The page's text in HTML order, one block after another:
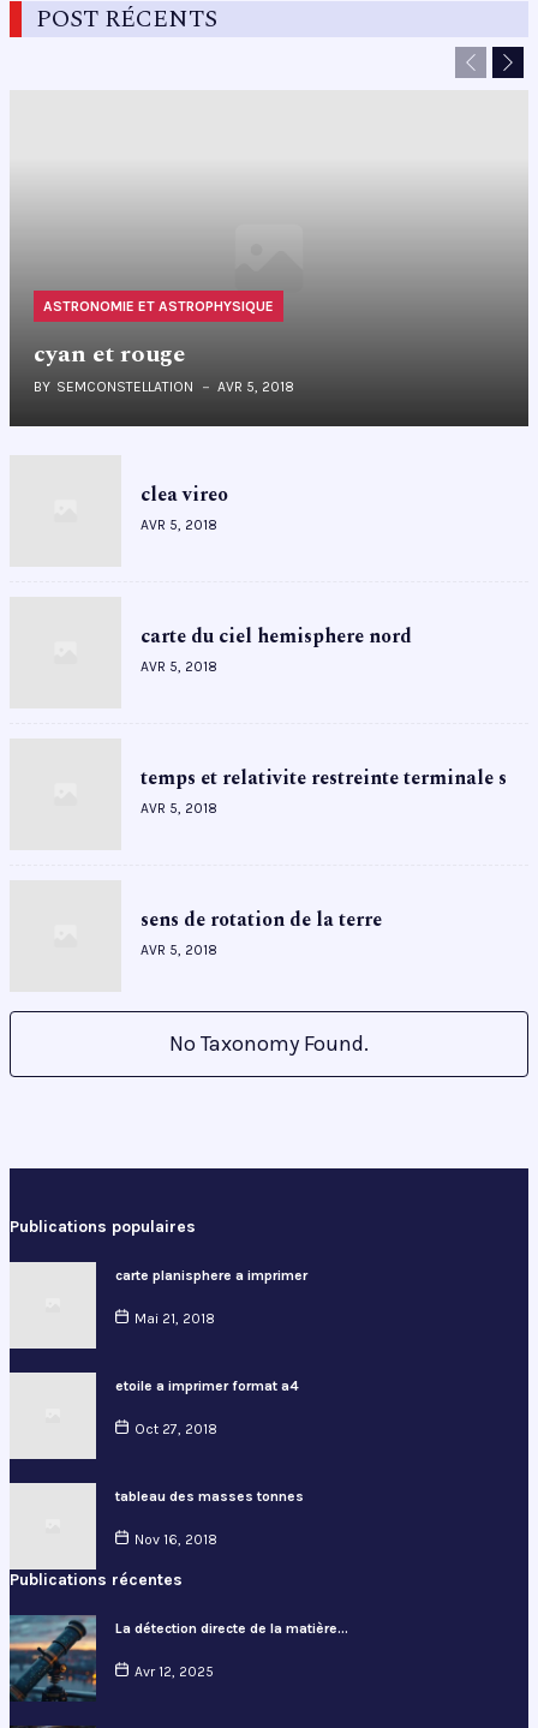
POST RÉCENTS
Previous
Next
ASTRONOMIE ET ASTROPHYSIQUE
cyan et rouge
BY SEMCONSTELLATION AVR 5, 2018
clea vireo
AVR 5, 2018
carte du ciel hemisphere nord
AVR 5, 2018
temps et relativite restreinte terminale s
AVR 5, 2018
sens de rotation de la terre
AVR 5, 2018
No Taxonomy Found.
Publications populaires
carte planisphere a imprimer
Mai 21, 2018
etoile a imprimer format a4
Oct 27, 2018
tableau des masses tonnes
Nov 16, 2018
Publications récentes
La détection directe de la matière…
Avr 12, 2025